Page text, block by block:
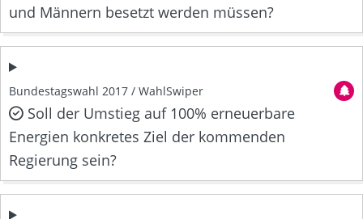
und Männern besetzt werden müssen?
Bundestagswahl 2017 / WahlSwiper
Soll der Umstieg auf 100% erneuerbare
Energien konkretes Ziel der kommenden
Regierung sein?